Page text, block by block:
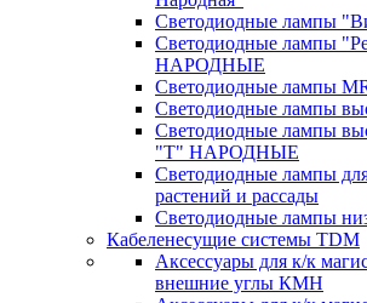
Светодиодные лампы
Светодиодные лампы
НАРОДНЫЕ
Светодиодные лампы
Светодиодные лампы
Светодиодные лампы
"Т" НАРОДНЫЕ
Светодиодные лампы
растений и рассады
Светодиодные лампы
Кабеленесущие системы TDM
Аксессуары для к/к
внешние углы КМН